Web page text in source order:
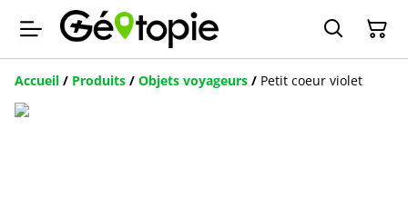
Accueil / Produits / Objets voyageurs / Petit coeur violet